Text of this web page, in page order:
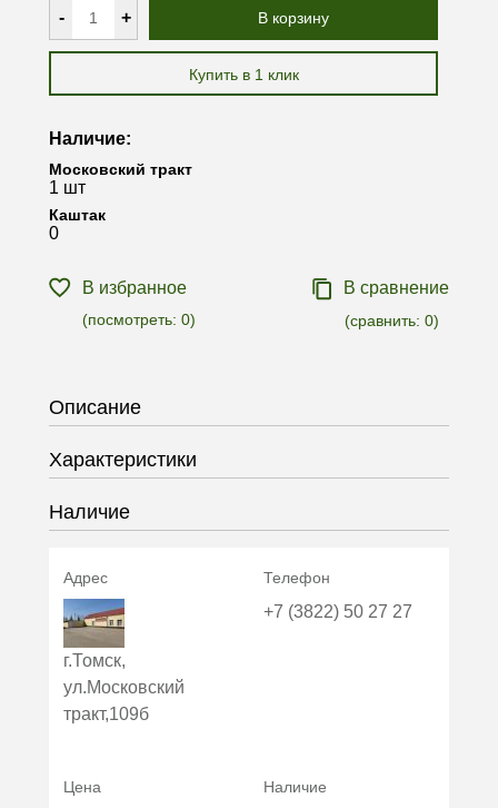
- + В корзину
Купить в 1 клик
Наличие:
Московский тракт
1 шт
Каштак
0
В избранное
(посмотреть: 0)
В сравнение
(сравнить: 0)
Описание
Характеристики
Наличие
г.Томск,
ул.Московский
тракт,109б
+7 (3822) 50 27 27